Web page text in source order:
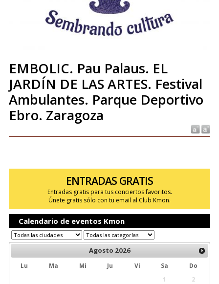
EMBOLIC. Pau Palaus. EL
JARDÍN DE LAS ARTES. Festival
Ambulantes. Parque Deportivo
Ebro. Zaragoza
ENTRADAS GRATIS
Entradas gratis para tus conciertos favoritos.
Únete gratis sólo con tu email al Club Kmon.
Calendario de eventos Kmon
Agosto 2026
Lu Ma Mi Ju Vi Sa
Do
1
2